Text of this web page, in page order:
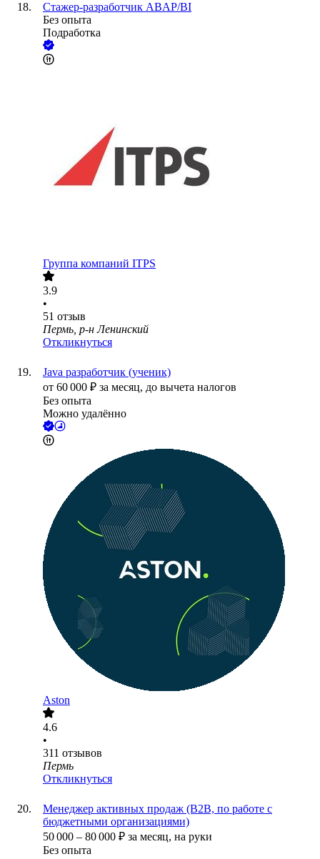
Стажер-разработчик ABAP/BI
Без опыта
Подработка
Группа компаний ITPS
3.9
•
51 отзыв
Пермь, р-н Ленинский
Откликнуться
Java разработчик (ученик)
от 60 000 ₽ за месяц, до вычета налогов
Без опыта
Можно удалённо
Aston
4.6
•
311 отзывов
Пермь
Откликнуться
Менеджер активных продаж (B2B, по работе с
бюджетными организациями)
50 000 – 80 000 ₽ за месяц, на руки
Без опыта